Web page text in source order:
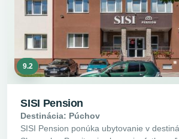
9.2
SISI Pension
Destinácia: Púchov
SISI Pension ponúka ubytovanie v